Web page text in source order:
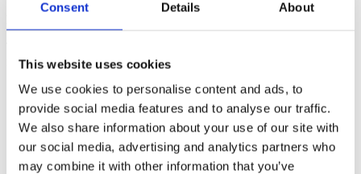
Consent Details About
This website uses cookies
We use cookies to personalise content and ads, to
provide social media features and to analyse our traffic.
We also share information about your use of our site with
our social media, advertising and analytics partners who
may combine it with other information that you’ve
fit your real life.
30+
Din første hele måned hos yum